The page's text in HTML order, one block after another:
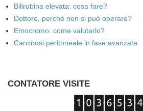
Bilirubina elevata: cosa fare?
Dottore, perché non si può operare?
Emocromo: come valutarlo?
Carcinosi peritoneale in fase avanzata
CONTATORE VISITE